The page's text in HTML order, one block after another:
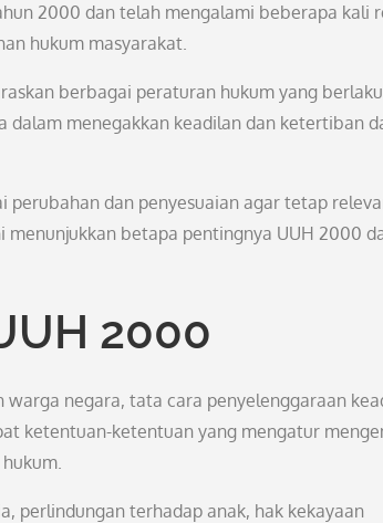
2000 dan telah mengalami beberapa kali
hukum masyarakat.
berbagai peraturan hukum yang
dalam menegakkan keadilan dan ketertiban
dan penyesuaian agar tetap
betapa pentingnya UUH 2000
2000
negara, tata cara penyelenggaraan
ketentuan-ketentuan yang mengatur
perlindungan terhadap anak, hak kekayaan